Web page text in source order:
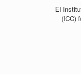
El
(ICC)